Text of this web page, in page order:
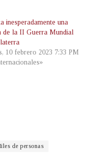
inesperadamente una
de la II Guerra Mundial
10 febrero 2023 7:33 PM
de personas